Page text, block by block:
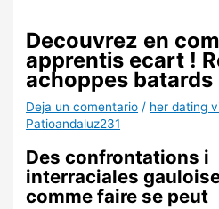
Decouvrez en
apprentis ecart !
achoppes batards
Deja un comentario / her dating
Patioandaluz231
Des confrontations i
interraciales
comme faire se peut